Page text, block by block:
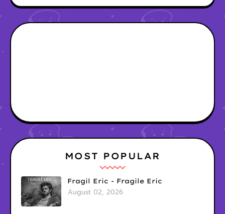
MOST POPULAR
Fragil Eric - Fragile Eric
August 02, 2026